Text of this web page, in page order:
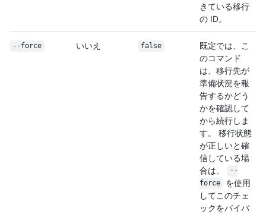
きている移行
の ID。
--force いいえ false
既定では、こ
のコマンド
は、移行先が
準備状況を報
告するかどう
かを確認して
から続行しま
す。 移行状態
が正しいと確
信している場
合は、
--
force
を使用
してこのチェ
ックをバイパ